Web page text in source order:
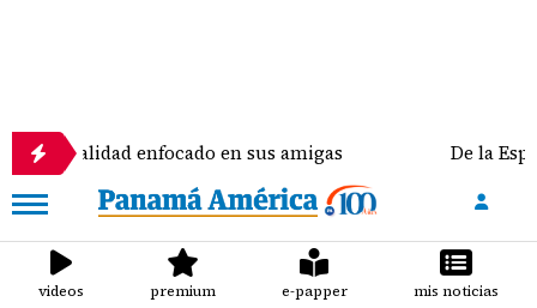
enfocado en sus amigas De la Espriella
videos premium e-papper mis noticias